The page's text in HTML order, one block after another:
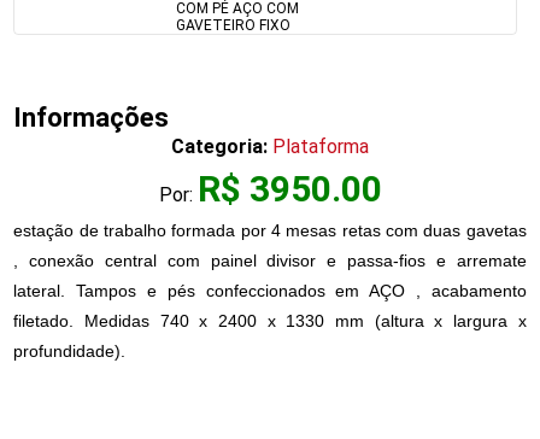
Informações
Categoria: Plataforma
Por: R$ 3950.00
estação de trabalho formada por 4 mesas retas com duas gavetas
, conexão central com painel divisor e passa-fios e arremate
lateral. Tampos e pés confeccionados em AÇO , acabamento
filetado. Medidas 740 x 2400 x 1330 mm (altura x largura x
profundidade).